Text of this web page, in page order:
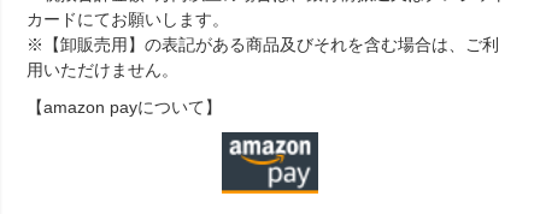
カードにてお願いします。
※【卸販売用】の表記がある商品及びそれを含む場合は、ご利
用いただけません。
【amazon payについて】